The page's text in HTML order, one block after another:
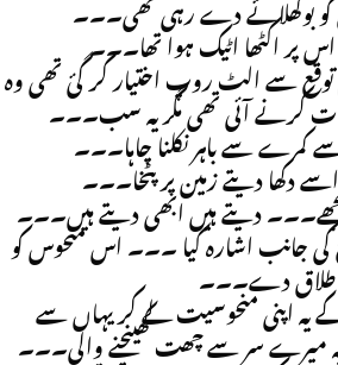
کو بوکھلائے دے رہی تھی۔۔۔
پر اکٹھا اٹیک ہوا تھا۔۔۔
توقع سے الٹ روپ اختیار کر گئ تھی وہ
کرنے آئی تھی مگر یہ سب۔۔۔
کمرے سے باہر نکلنا چاہا۔۔۔
دکھا دیتے زمین پر پٹخا۔۔۔
دیتے ہیں ابھی دیتے ہیں۔۔۔
کی جانب اشارہ کیا ۔۔۔ اس منحوس کو
طلاق دے۔۔۔
یہ اپنی منحوسیت لے کر یہاں سے
میرے سر سے چھت کھینچنے والی۔۔۔